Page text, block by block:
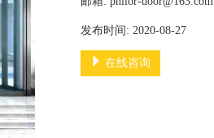
发布时间: 2020-08-27
在线咨询